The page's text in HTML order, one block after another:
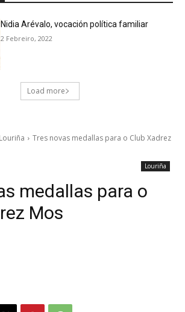
Nidia Arévalo, vocación política familiar
2 Febreiro, 2022
Load more